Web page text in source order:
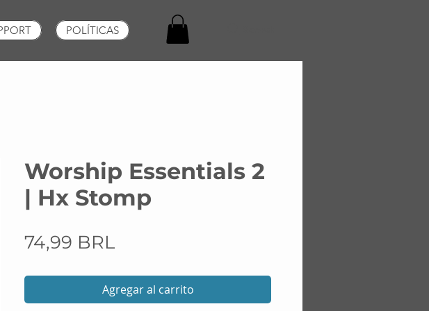
POLÍTICAS
Worship Essentials 2
| Hx Stomp
74,99 BRLPrecio
Agregar al carrito